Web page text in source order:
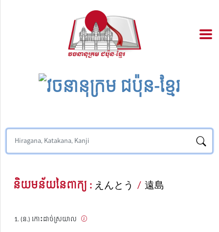
និយមន័យនៃពាក្យ :えんとう / 遠島
(ន.) កោះដាច់ស្រយាល